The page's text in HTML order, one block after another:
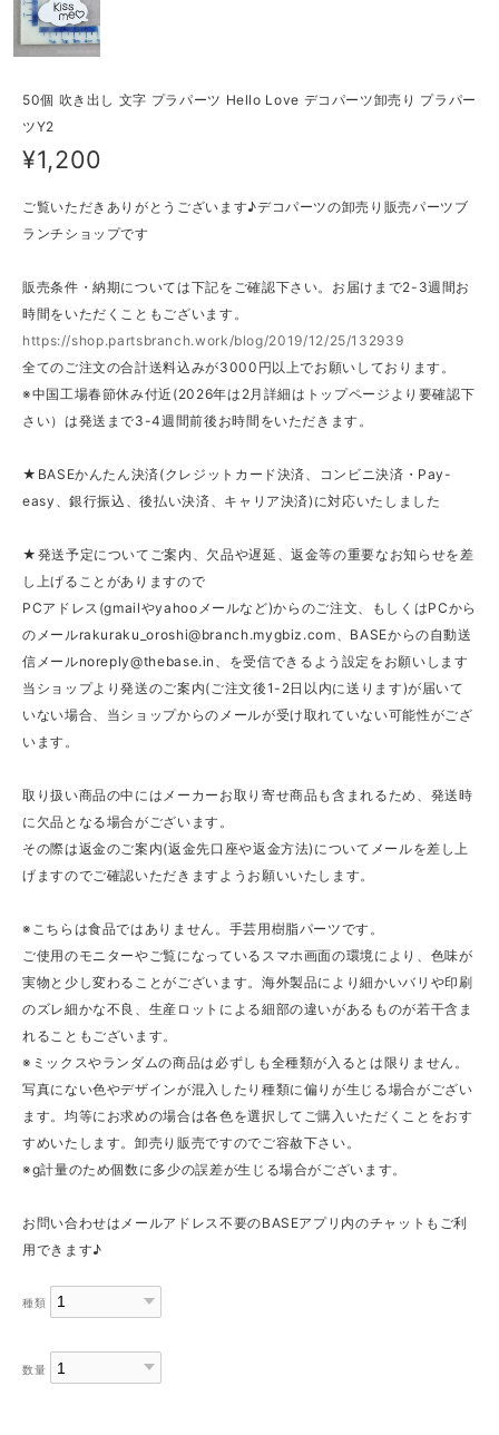
50個 吹き出し 文字 プラパーツ Hello Love デコパーツ卸売り プラパー
ツY2
¥1,200
ご覧いただきありがとうございます♪デコパーツの卸売り販売パーツブ
ランチショップです
販売条件・納期については下記をご確認下さい。お届けまで2-3週間お
時間をいただくこともございます。
https://shop.partsbranch.work/blog/2019/12/25/132939
全てのご注文の合計送料込みが3000円以上でお願いしております。
※中国工場春節休み付近(2026年は2月詳細はトップページより要確認下
さい）は発送まで3-4週間前後お時間をいただきます。
★BASEかんたん決済(クレジットカード決済、コンビニ決済・Pay-
easy、銀行振込、後払い決済、キャリア決済)に対応いたしました
★発送予定についてご案内、欠品や遅延、返金等の重要なお知らせを差
し上げることがありますので
PCアドレス(gmailやyahooメールなど)からのご注文、もしくはPCから
のメールrakuraku_oroshi@branch.mygbiz.com 、BASEからの自動送
信メールnoreply@thebase.in
、を受信できるよう設定をお願いします
当ショップより発送のご案内(ご注文後1-2日以内に送ります)が届いて
いない場合、当ショップからのメールが受け取れていない可能性がござ
います。
取り扱い商品の中にはメーカーお取り寄せ商品も含まれるため、発送時
に欠品となる場合がございます。
その際は返金のご案内(返金先口座や返金方法)についてメールを差し上
げますのでご確認いただきますようお願いいたします。
※こちらは食品ではありません。手芸用樹脂パーツです。
ご使用のモニターやご覧になっているスマホ画面の環境により、色味が
実物と少し変わることがございます。海外製品により細かいバリや印刷
のズレ細かな不良、生産ロットによる細部の違いがあるものが若干含ま
れることもございます。
※ミックスやランダムの商品は必ずしも全種類が入るとは限りません。
写真にない色やデザインが混入したり種類に偏りが生じる場合がござい
ます。均等にお求めの場合は各色を選択してご購入いただくことをおす
すめいたします。卸売り販売ですのでご容赦下さい。
※g計量のため個数に多少の誤差が生じる場合がございます。
お問い合わせはメールアドレス不要のBASEアプリ内のチャットもご利
用できます♪
種類
数量